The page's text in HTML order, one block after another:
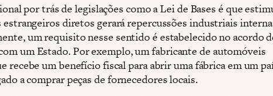
por trás de legislações como a Lei de Bases é que
diretos gerará repercussões industriais
um requisito nesse sentido é estabelecido no acordo
um Estado. Por exemplo, um fabricante de automóveis
recebe um benefício fiscal para abrir uma fábrica em um
a comprar peças de fornecedores locais.